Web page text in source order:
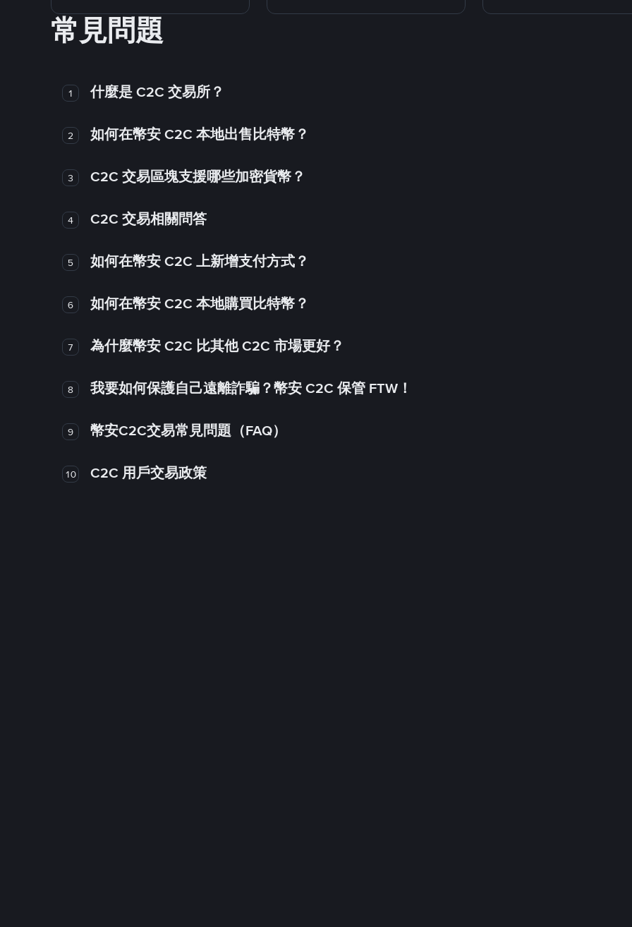
常見問題
1 什麼是 C2C 交易所？
2 如何在幣安 C2C 本地出售比特幣？
3 C2C 交易區塊支援哪些加密貨幣？
4 C2C 交易相關問答
5 如何在幣安 C2C 上新增支付方式？
6 如何在幣安 C2C 本地購買比特幣？
7 為什麼幣安 C2C 比其他 C2C 市場更好？
8 我要如何保護自己遠離詐騙？幣安 C2C 保管 FTW！
9 幣安C2C交易常見問題（FAQ）
10 C2C 用戶交易政策